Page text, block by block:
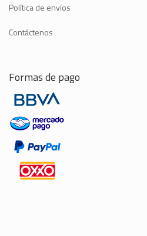
Política de envíos
Contáctenos
Formas de pago